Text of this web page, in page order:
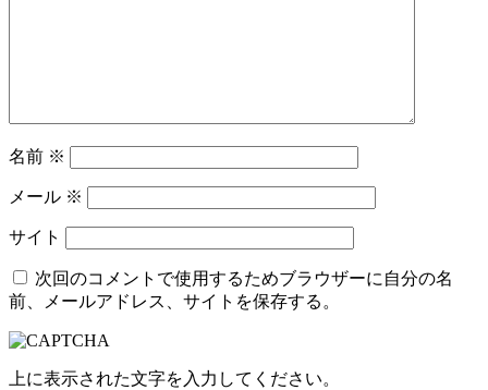
名前 ※
メール ※
サイト
次回のコメントで使用するためブラウザーに自分の名
前、メールアドレス、サイトを保存する。
上に表示された文字を入力してください。